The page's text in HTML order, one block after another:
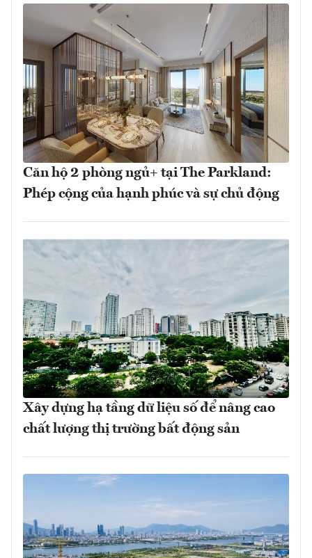
Căn hộ 2 phòng ngủ+ tại The Parkland:
Phép cộng của hạnh phúc và sự chủ động
Xây dựng hạ tầng dữ liệu số để nâng cao
chất lượng thị trường bất động sản